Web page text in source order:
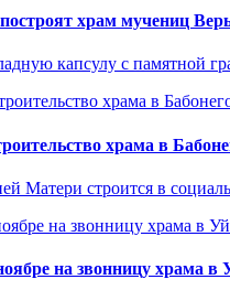
построят храм мучениц
капсулу с памятной
храма в
Матери строится в
на звонницу храма